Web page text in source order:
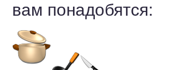
вам понадобятся: